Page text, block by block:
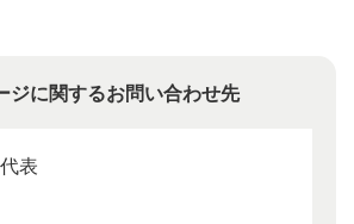
ジに関するお問い合わせ先
代表